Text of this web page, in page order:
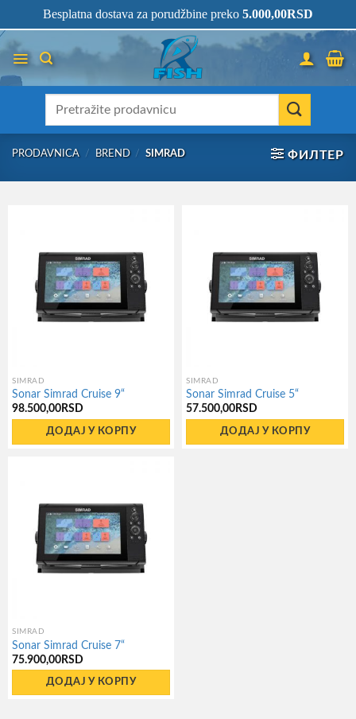
to
content
- KOMPLETNA RIBOLOVAČKA OPREMA NA JEDNOM
PRODAVNICA / BREND / SIMRAD ФИЛТЕР
SIMRAD
Sonar Simrad Cruise 9“
98.500,00 RSD
ДОДАЈ У КОРПУ
SIMRAD
Sonar Simrad Cruise 5“
57.500,00 RSD
ДОДАЈ У КОРПУ
SIMRAD
Sonar Simrad Cruise 7“
75.900,00 RSD
ДОДАЈ У КОРПУ
Besplatna dostava za porudžbine preko 5.000,00RSD